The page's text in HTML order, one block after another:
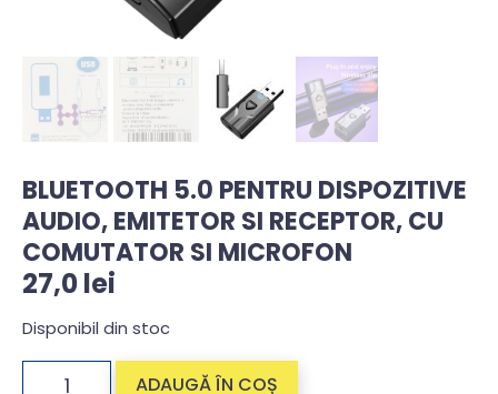
BLUETOOTH 5.0 PENTRU DISPOZITIVE
AUDIO, EMITETOR SI RECEPTOR, CU
COMUTATOR SI MICROFON
27,0lei
Disponibil din stoc
ADAUGĂ ÎN COȘ